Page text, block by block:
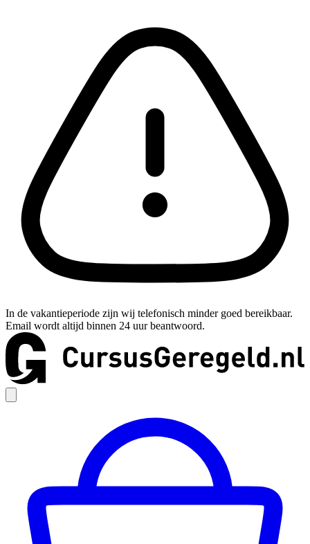
In de vakantieperiode zijn wij telefonisch minder goed bereikbaar.
Email wordt altijd binnen 24 uur beantwoord.